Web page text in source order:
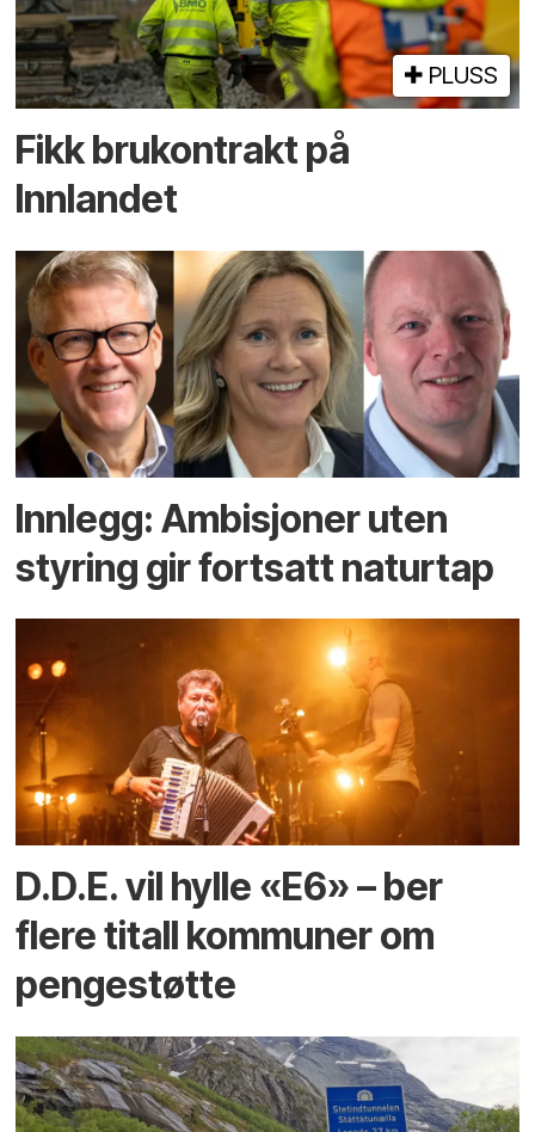
PLUSS
Fikk brukontrakt på
Innlandet
Innlegg: Ambisjoner uten
styring gir fortsatt naturtap
D.D.E. vil hylle «E6» – ber
flere titall kommuner om
pengestøtte